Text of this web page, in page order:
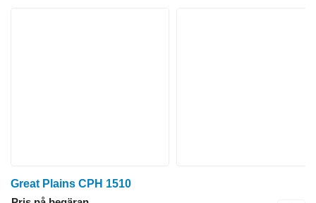
Great Plains CPH 1510